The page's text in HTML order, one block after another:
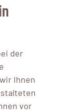
der
Ihnen
vor